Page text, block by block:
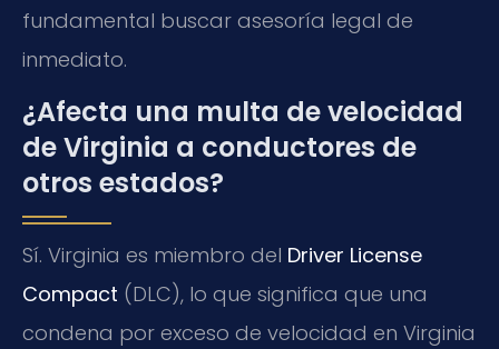
fundamental buscar asesoría legal de
inmediato.
¿Afecta una multa de velocidad
de Virginia a conductores de
otros estados?
Sí. Virginia es miembro del Driver License
Compact (DLC), lo que significa que una
condena por exceso de velocidad en Virginia